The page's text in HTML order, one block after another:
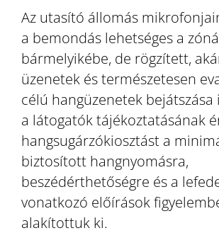
Az utasító állomás
a bemondás lehetséges a
bármelyikébe, de rögzített,
üzenetek és természetesen
célú hangüzenetek
a látogatók tájékoztatásának
hangsugárzókiosztást a
biztosított hangnyomásra,
beszédérthetőségre és a
vonatkozó előírások
alakítottuk ki.